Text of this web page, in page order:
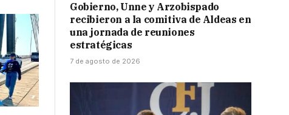
Gobierno, Unne y Arzobispado
recibieron a la comitiva de Aldeas en
una jornada de reuniones
estratégicas
7 de agosto de 2026